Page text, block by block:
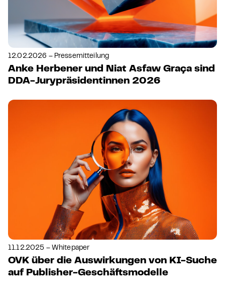
12.02.2026 – Pressemitteilung
Anke Herbener und Niat Asfaw Graça sind
DDA-Jurypräsidentinnen 2026
11.12.2025 – Whitepaper
OVK über die Auswirkungen von KI-Suche
auf Publisher-Geschäftsmodelle